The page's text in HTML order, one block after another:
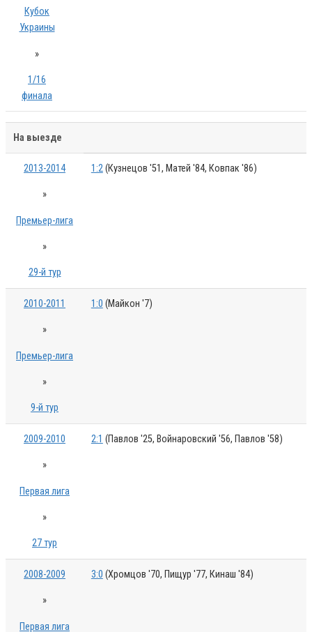
Кубок
Украины
»
1/16
финала
На выезде
2013-2014
»
Премьер-лига
»
29-й тур
1:2(Кузнецов '51, Матей '84, Ковпак '86)
2010-2011
»
Премьер-лига
»
9-й тур
1:0 (Майкон '7)
2009-2010
»
Первая лига
»
27 тур
2:1 (Павлов '25, Войнаровский '56, Павлов '58)
2008-2009
»
Первая лига
3:0 (Хромцов '70, Пищур '77, Кинаш '84)